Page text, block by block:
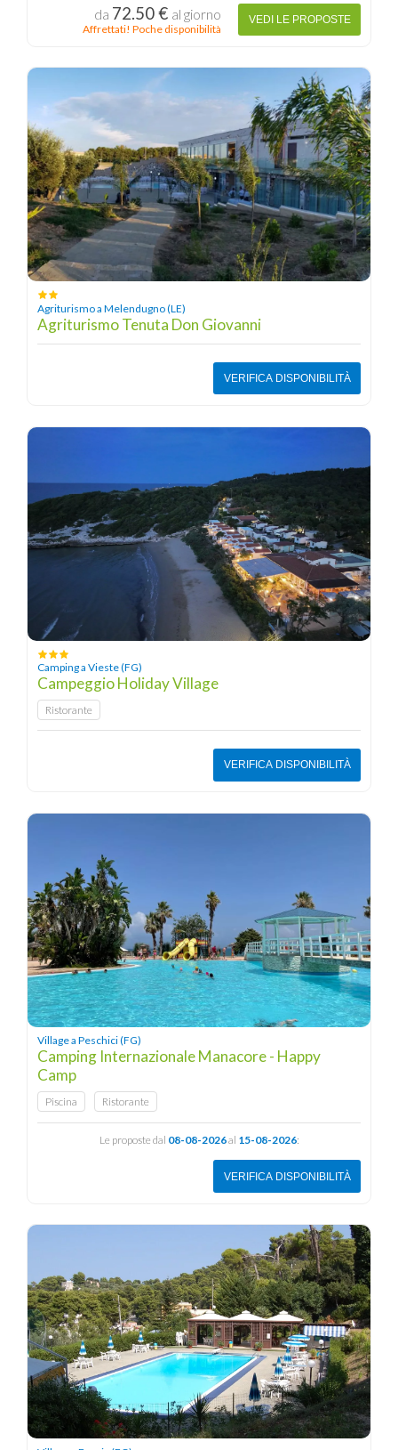
da 72.50 € al giorno
Affrettati! Poche disponibilità
VEDI LE PROPOSTE
Agriturismo a Melendugno (LE)
Agriturismo Tenuta Don Giovanni
VERIFICA DISPONIBILITÀ
Camping a Vieste (FG)
Campeggio Holiday Village
Ristorante
VERIFICA DISPONIBILITÀ
Village a Peschici (FG)
Camping Internazionale Manacore - Happy
Camp
Piscina Ristorante
Le proposte dal 08-08-2026al 15-08-2026:
VERIFICA DISPONIBILITÀ